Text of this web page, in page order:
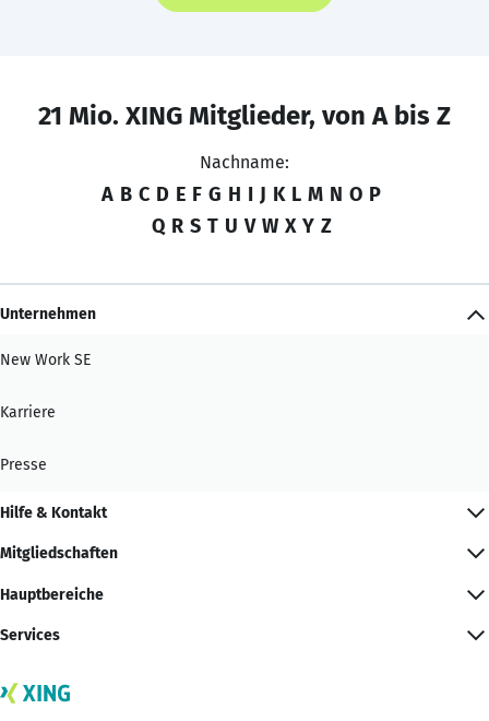
21 Mio. XING Mitglieder, von A bis Z
Nachname:
A B C D E F G H I J K L M N O P
Q R S T U V W X Y Z
Unternehmen
New Work SE
Karriere
Presse
Hilfe & Kontakt
Mitgliedschaften
Hauptbereiche
Services